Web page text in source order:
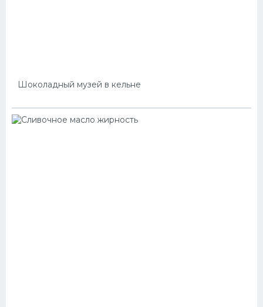
Шоколадный музей в кельне